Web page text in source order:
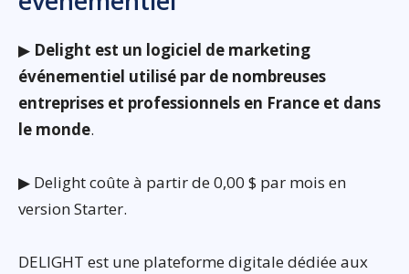
▶ Delight est un logiciel de marketing
événementiel utilisé par de nombreuses
entreprises et professionnels en France et dans
le monde.
▶ Delight coûte à partir de 0,00 $ par mois en
version Starter.
DELIGHT est une plateforme digitale dédiée aux